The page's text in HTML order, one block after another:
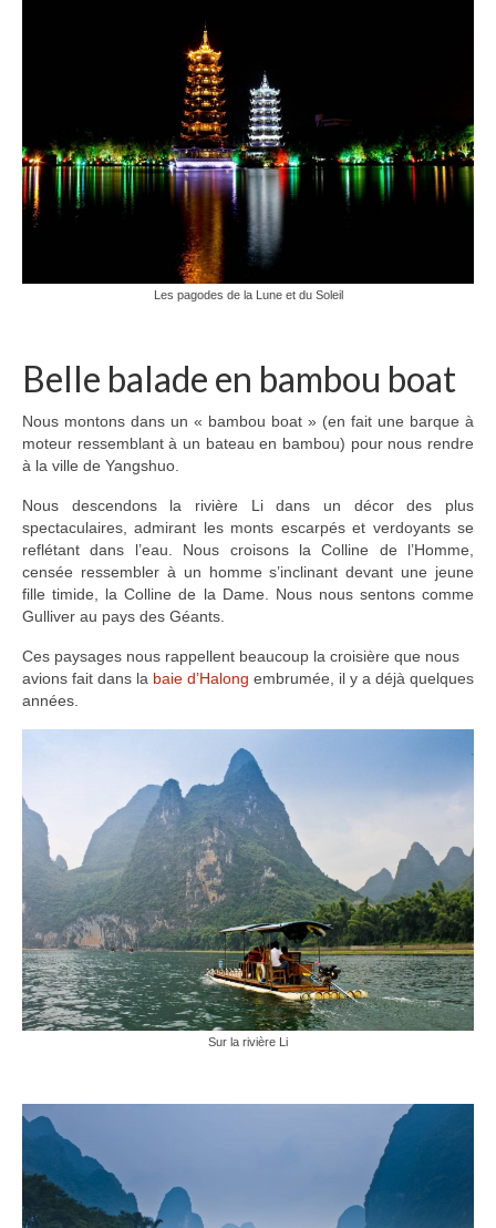
Les pagodes de la Lune et du Soleil
Belle balade en bambou boat
Nous montons dans un « bambou boat » (en fait une barque à
moteur ressemblant à un bateau en bambou) pour nous rendre
à la ville de Yangshuo.
Nous descendons la rivière Li dans un décor des plus
spectaculaires, admirant les monts escarpés et verdoyants se
reflétant dans l’eau. Nous croisons la Colline de l’Homme,
censée ressembler à un homme s’inclinant devant une jeune
fille timide, la Colline de la Dame. Nous nous sentons comme
Gulliver au pays des Géants.
Ces paysages nous rappellent beaucoup la croisière que nous
avions fait dans la baie d’Halong embrumée, il y a déjà quelques
années.
Sur la rivière Li